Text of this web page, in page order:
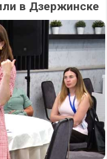
в Дзержинске